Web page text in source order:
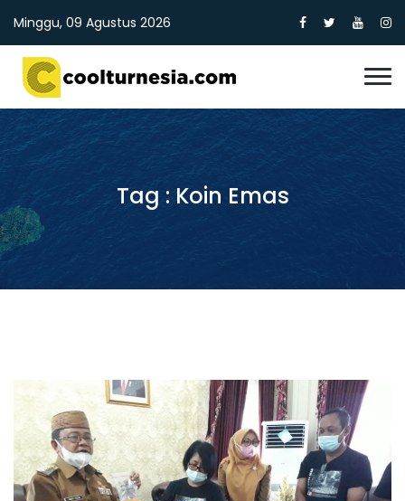
Minggu, 09 Agustus 2026
Tag : Koin Emas